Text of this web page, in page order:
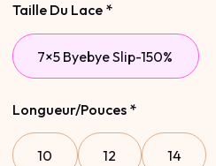
Taille Du Lace *
7×5 Byebye Slip-150%
Longueur/Pouces *
10 12 14